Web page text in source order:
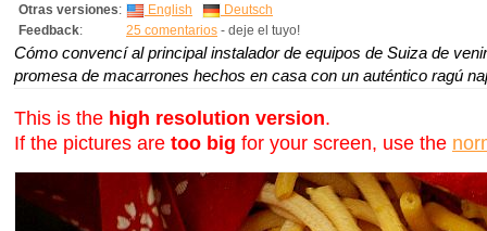
Otras versiones: English
Deutsch
Feedback: 25 comentarios - deje el tuyo!
Cómo convencí al principal instalador de equipos de Suiza de
promesa de macarrones hechos en casa con un auténtico ragú
This is the high resolution version.
If the pictures are too big for your screen, use the